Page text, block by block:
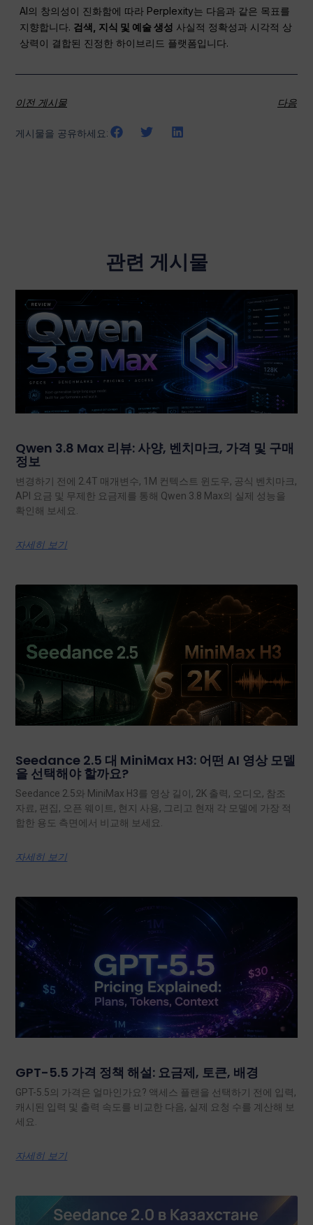
AI의 창의성이 진화함에 따라 Perplexity는 다음과 같은 목표를
지향합니다. 검색, 지식 및 예술 생성 사실적 정확성과 시각적 상
상력이 결합된 진정한 하이브리드 플랫폼입니다.
이전 게시물 다음
게시물을 공유하세요:
관련 게시물
Qwen 3.8 Max 리뷰: 사양, 벤치마크, 가격 및 구매
정보
변경하기 전에 2.4T 매개변수, 1M 컨텍스트 윈도우, 공식 벤치마크,
API 요금 및 무제한 요금제를 통해 Qwen 3.8 Max의 실제 성능을
확인해 보세요.
자세히 보기
Seedance 2.5 대 MiniMax H3: 어떤 AI 영상 모델
을 선택해야 할까요?
Seedance 2.5와 MiniMax H3를 영상 길이, 2K 출력, 오디오, 참조
자료, 편집, 오픈 웨이트, 현지 사용, 그리고 현재 각 모델에 가장 적
합한 용도 측면에서 비교해 보세요.
자세히 보기
GPT-5.5 가격 정책 해설: 요금제, 토큰, 배경
GPT-5.5의 가격은 얼마인가요? 액세스 플랜을 선택하기 전에 입력,
캐시된 입력 및 출력 속도를 비교한 다음, 실제 요청 수를 계산해 보
세요.
자세히 보기